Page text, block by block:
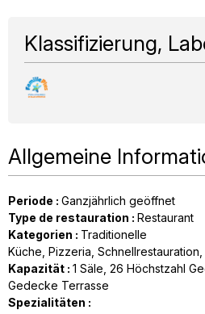
Klassifizierung,
Allgemeine
Periode : Ganzjährlich geöffnet
Type de restauration : Restaurant
Kategorien : Traditionelle
Küche Pizzeria Schnellrestauration
Kapazität : 1 Säle 26 Höchstzahl
Gedecke Terrasse
Spezialitäten :